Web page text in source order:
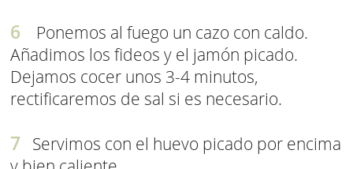
Ponemos al fuego un cazo con caldo.
Añadimos los fideos y el jamón picado.
Dejamos cocer unos 3-4 minutos,
rectificaremos de sal si es necesario.
Servimos con el huevo picado por encima